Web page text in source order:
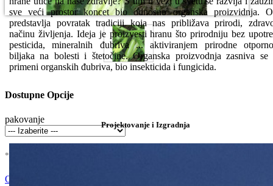
sve veći prostor koncet bio odnosno organska proizvidnja.
predstavlja povratak tradiciji koja nas približava prirodi,
načinu življenja. Ideja je proizvesti hranu što prirodniju bez
pesticida, mineralnih đubriva ... aktiviranjem prirodne
biljaka na bolesti i štetočine. Organska proizvodnja zasniva se
primeni organskih đubriva, bio insekticida i fungicida.
Projektovanje i Izgradnja
Dostupne Opcije
pakovanje
* U cenu je uracunat PDV *
Ocenite i napišite preporuku